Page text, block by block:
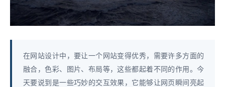
在网站设计中，要让一个网站变得优秀，需要许多方面的
融合，色彩、图片、布局等，这些都起着不同的作用。今
天要说到是一些巧妙的交互效果，它能够让网页瞬间亮起